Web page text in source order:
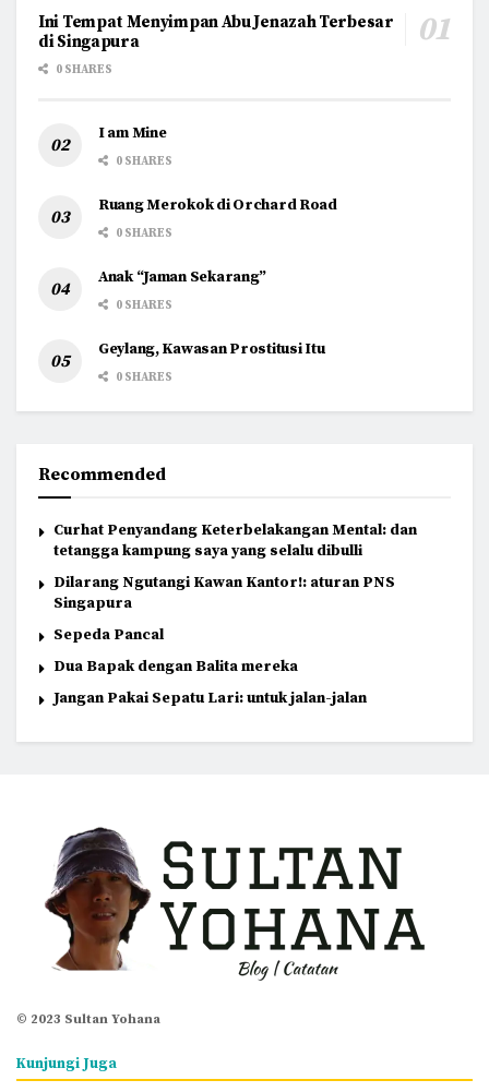
Ini Tempat Menyimpan Abu Jenazah Terbesar
di Singapura
0 SHARES
I am Mine
0 SHARES
Ruang Merokok di Orchard Road
0 SHARES
Anak “Jaman Sekarang”
0 SHARES
Geylang, Kawasan Prostitusi Itu
0 SHARES
Recommended
Curhat Penyandang Keterbelakangan Mental: dan
tetangga kampung saya yang selalu dibulli
Dilarang Ngutangi Kawan Kantor!: aturan PNS
Singapura
Sepeda Pancal
Dua Bapak dengan Balita mereka
Jangan Pakai Sepatu Lari: untuk jalan-jalan
© 2023 Sultan Yohana
Kunjungi Juga